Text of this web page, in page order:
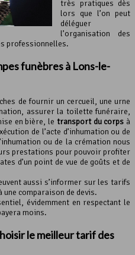
très pratiques dès
lors que l’on peut
déléguer
l’organisation des
professionnelles.
funèbres à Lons-le-
de fournir un cercueil, une urne
assurer la toilette funéraire,
en bière, le transport du corps à
de l’acte d’inhumation ou de
ou de la crémation nous
prestations pour pouvoir profiter
d’un point de vue de goûts et de
aussi s’informer sur les tarifs
une comparaison de devis.
évidemment en respectant le
moins.
le meilleur tarif des